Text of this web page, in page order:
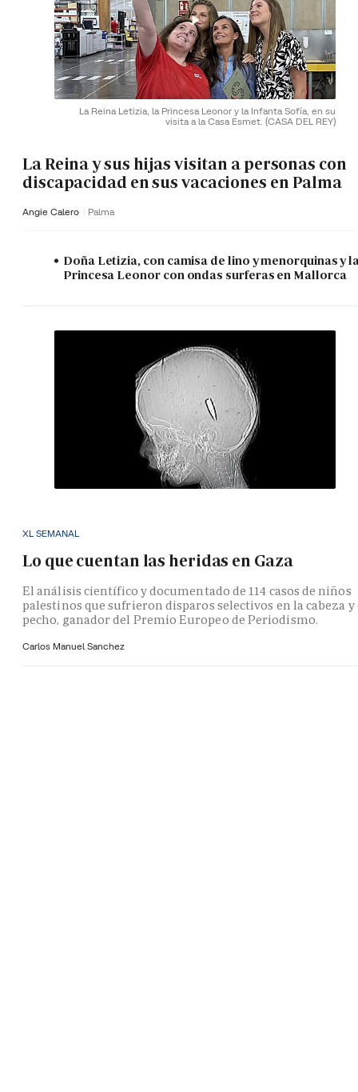
La Reina Letizia, la Princesa Leonor y la Infanta Sofía, en su
visita a la Casa Esmet. (CASA DEL REY)
La Reina y sus hijas visitan a personas con
discapacidad en sus vacaciones en Palma
Angie Calero Palma
Doña Letizia, con camisa de lino y menorquinas y
Princesa Leonor con ondas surferas en Mallorca
XL SEMANAL
Lo que cuentan las heridas en Gaza
El análisis científico y documentado de 114 casos de niños
palestinos que sufrieron disparos selectivos en la cabeza y
pecho, ganador del Premio Europeo de Periodismo.
Carlos Manuel Sanchez